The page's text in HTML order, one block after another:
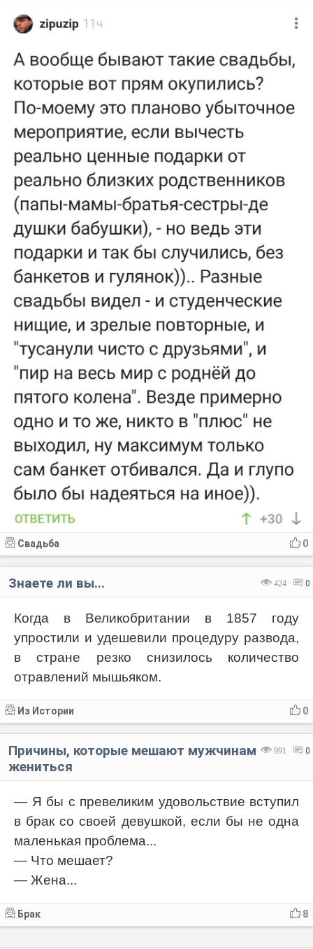
0
Свадьба
424 0
Знаете ли вы...
Когда в Великобритании в 1857 году
упростили и удешевили процедуру развода,
в стране резко снизилось количество
отравлений мышьяком.
0
Из Истории
991 0
Причины, которые мешают мужчинам
жениться
— Я бы с превеликим удовольствие вступил
в брак со своей девушкой, если бы не одна
маленькая проблема...
— Что мешает?
— Жена...
8
Брак